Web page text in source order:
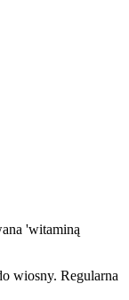
'witaminą
wiosny. Regularna